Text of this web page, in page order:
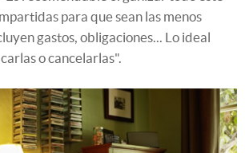
para que sean las menos
gastos, obligaciones... Lo ideal
o cancelarlas".